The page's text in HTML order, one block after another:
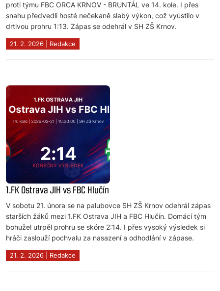
proti týmu FBC ORCA KRNOV - BRUNTÁL ve 14. kole. I přes
snahu předvedli hosté nečekaně slabý výkon, což vyústilo v
drtivou prohru 1:13. Zápas se odehrál v SH ZŠ Krnov.
21. 2. 2026 | Redakce
1.FK Ostrava JIH vs FBC Hlučín
V sobotu 21. února se na palubovce SH ZŠ Krnov odehrál zápas
starších žáků mezi 1.FK Ostrava JIH a FBC Hlučín. Domácí tým
bohužel utrpěl prohru se skóre 2:14. I přes vysoký výsledek si
hráči zaslouží pochvalu za nasazení a odhodlání v zápase.
21. 2. 2026 | Redakce